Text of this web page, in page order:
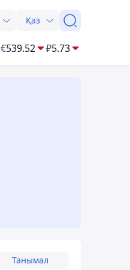
Қаз
€539.52 ₽5.73
Танымал